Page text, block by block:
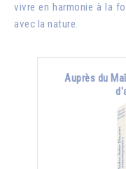
vivre en harmonie à la
avec la nature.
Auprès du